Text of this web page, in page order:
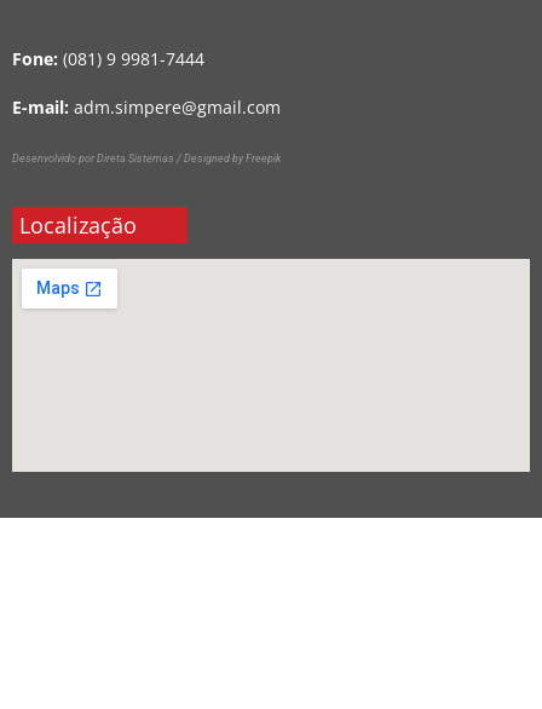
Fone: (081) 9 9981-7444
E-mail: adm.simpere@gmail.com
Desenvolvido por Direta Sistemas / Designed by Freepik
Localização